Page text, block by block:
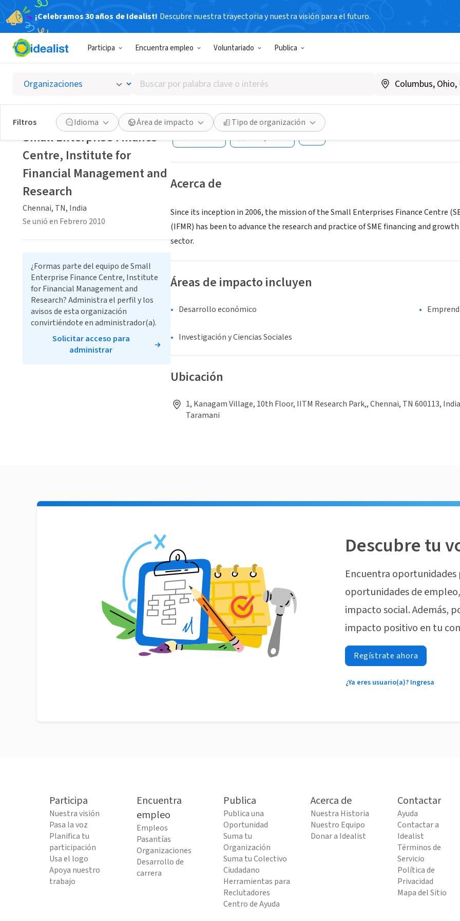
¡Celebramos 30 años de Idealist! Descubre nuestra trayectoria y nuestra visión para el futuro.
Participa Encuentra empleo Voluntariado Publica
Buscar
por
palabra
clave
o
interés
Filtros Idioma Área de impacto Tipo de organización
Small Enterprise Finance Centre,
Management and Research
Chennai, TN, India|www.ifmr.ac.in/sefc
Guardar Compartir
Acerca de
Since its inception in 2006, the mission of the Small Enterprises Finance Centre
(IFMR) has been to advance the research and practice of SME financing and
sector.
Áreas de impacto incluyen
Desarrollo económico
Investigación y Ciencias Sociales
Ubicación
1, Kanagam Village, 10th Floor, IITM Research Park,, Chennai, TN 600113, India
Taramani
Small Enterprise Finance
Centre, Institute for
Financial Management and
Research
Chennai, TN, India
Se unió en Febrero 2010
¿Formas parte del equipo de Small
Enterprise Finance Centre, Institute
for Financial Management and
Research? Administra el perfil y los
avisos de esta organización
convirtiéndote en administrador(a).
Solicitar acceso para
administrar
Descubre tu
Encuentra
oportunidades de
impacto social. Además,
impacto positivo en tu
Regístrate ahora
¿Ya eres usuario(a)? Ingresa
Participa
Nuestra visión
Pasa la voz
Planifica tu
participación
Usa el logo
Apoya nuestro
trabajo
Encuentra
empleo
Empleos
Pasantías
Organizaciones
Desarrollo de
carrera
Publica
Publica una
Oportunidad
Suma tu
Organización
Suma tu Colectivo
Ciudadano
Herramientas para
Reclutadores
Centro de Ayuda
Acerca de
Nuestra Historia
Nuestro Equipo
Donar a Idealist
Contactar
Ayuda
Contactar a
Idealist
Términos de
Servicio
Política de
Privacidad
Mapa del Sitio